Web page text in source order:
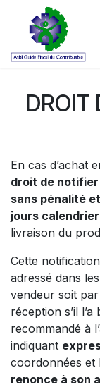
Se rendre au
DROIT
En cas d’achat
droit de notifier
sans pénalité
jours calendrier
livraison du
Cette
adressé dans
vendeur soit
réception s’il
recommandé à
indiquant
coordonnées et
renonce à son